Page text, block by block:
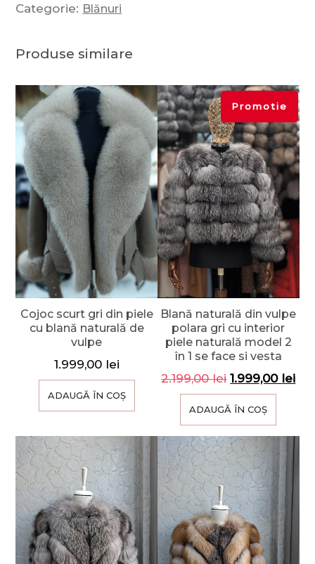
Categorie: Blănuri
Produse similare
Cojoc scurt gri din piele
cu blană naturală de
vulpe
1.999,00 lei
ADAUGĂ ÎN COȘ
Promotie
Blană naturală din vulpe
polara gri cu interior
piele naturală model 2
în 1 se face si vesta
2.199,00lei 1.999,00 lei
ADAUGĂ ÎN COȘ